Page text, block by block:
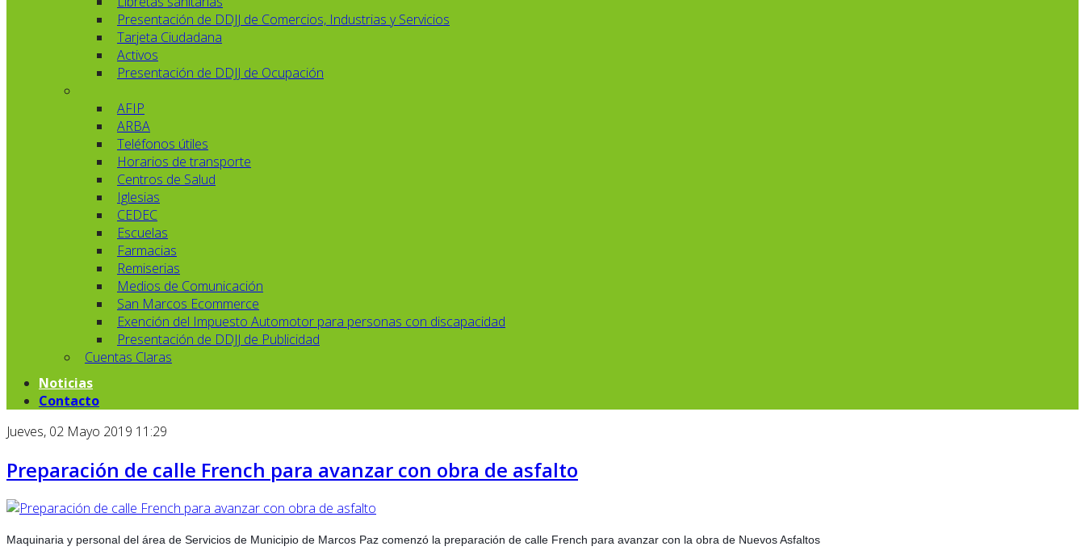
Presentación de DDJJ de Comercios, Industrias y Servicios
Tarjeta Ciudadana
Activos
Presentación de DDJJ de Ocupación
AFIP
ARBA
Teléfonos útiles
Horarios de transporte
Centros de Salud
Iglesias
CEDEC
Escuelas
Farmacias
Remiserias
Medios de Comunicación
San Marcos Ecommerce
Exención del Impuesto Automotor para personas con discapacidad
Presentación de DDJJ de Publicidad
Cuentas Claras
Noticias
Contacto
Jueves, 02 Mayo 2019 11:29
Preparación de calle French para avanzar con obra de asfalto
Maquinaria y personal del área de Servicios de Municipio de Marcos Paz comenzó la preparación de calle French para avanzar con la obra de Nuevos Asfaltos